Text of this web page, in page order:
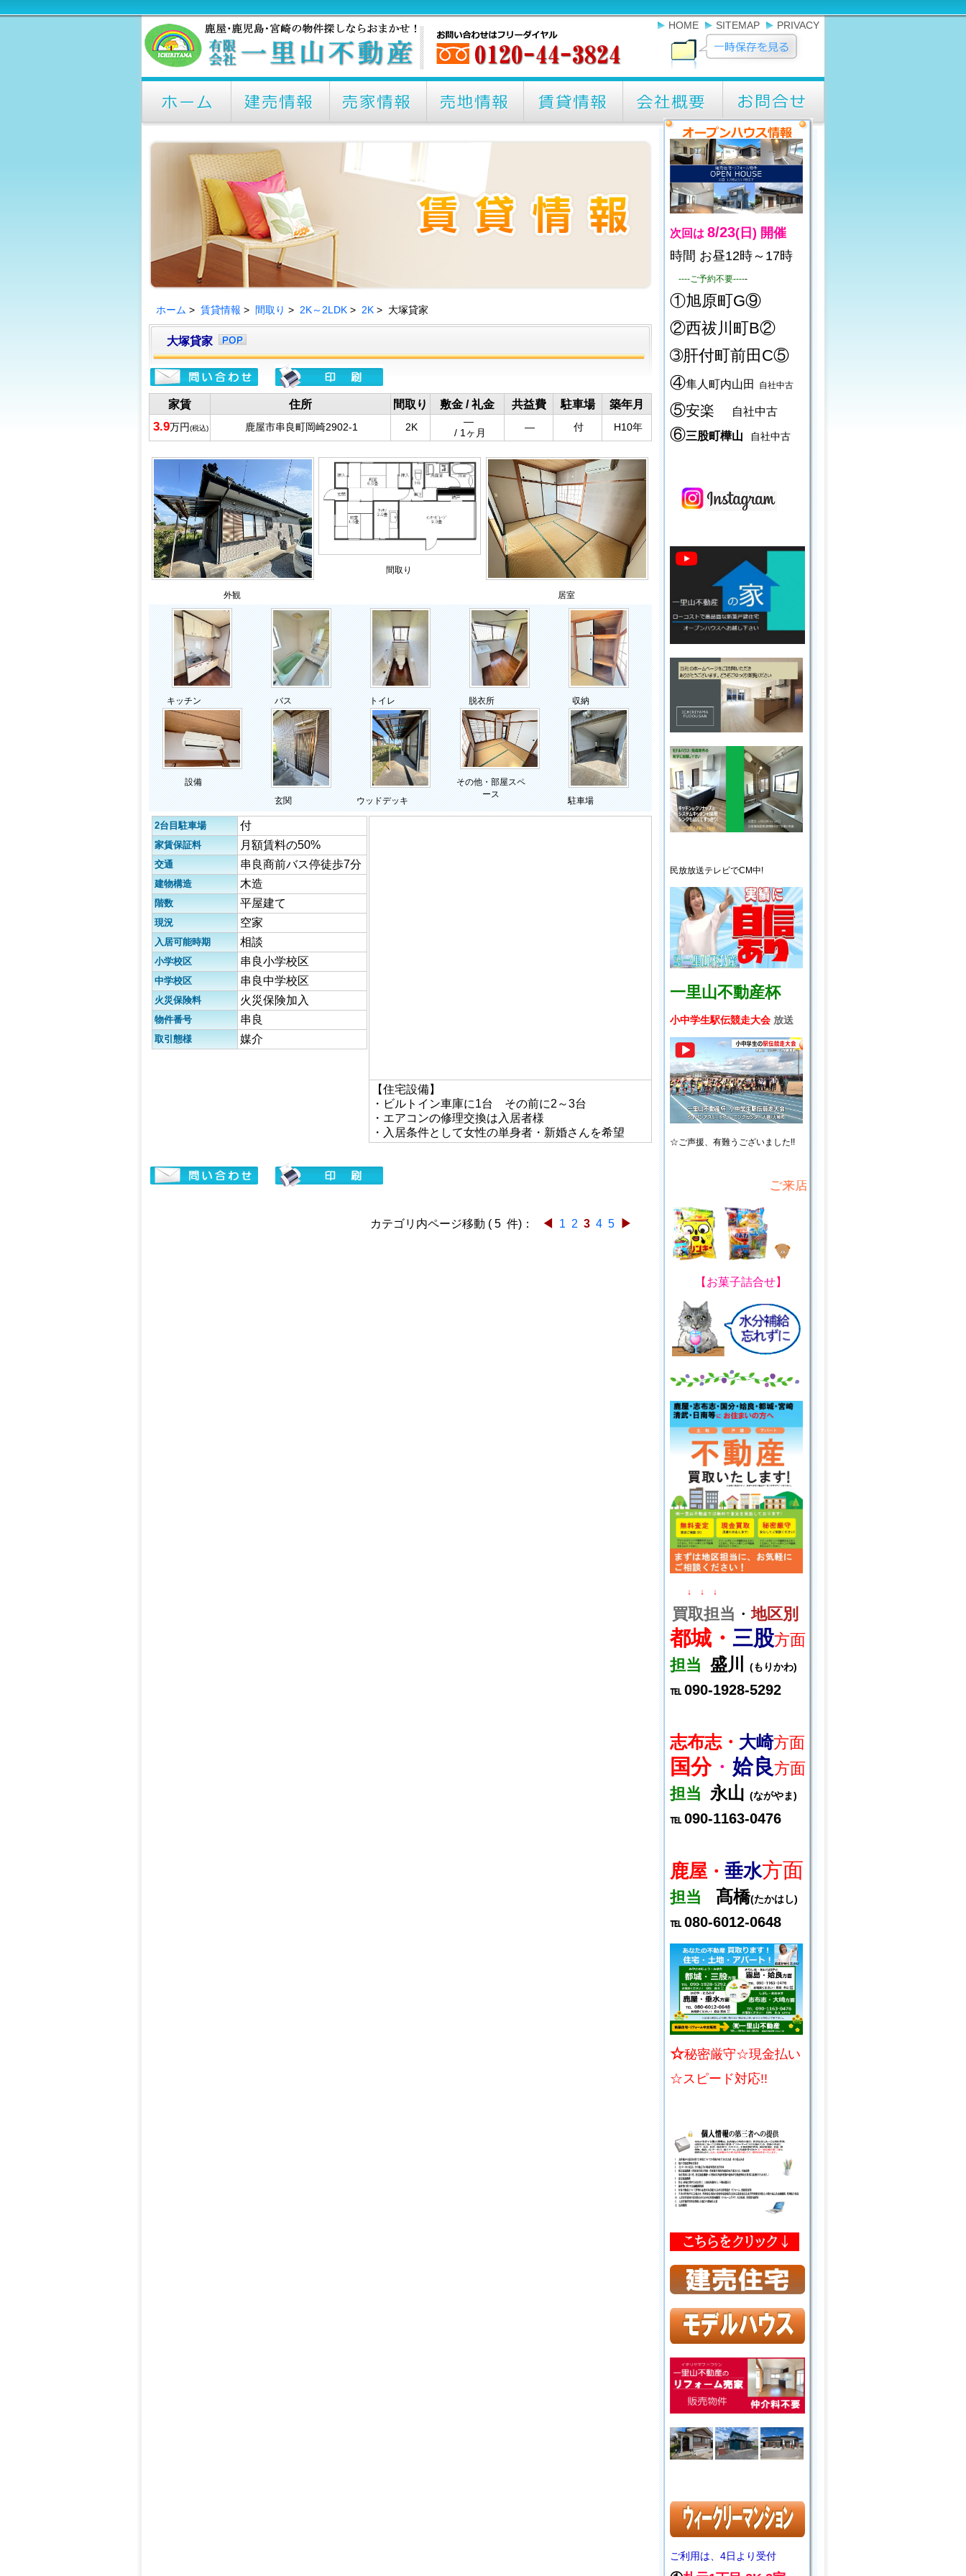
HOME SITEMAP PRIVACY
ホーム > 賃貸情報 > 間取り > 2K～2LDK > 2K > 大塚貸家
大塚貸家
家賃 住所 間取り 敷金 / 礼金 共益費 駐車場 築年月
3.9万円(税込) 鹿屋市串良町岡崎2902-1 2K
―
/ 1ヶ月
― 付 H10年
外観
間取り
居室
キッチン バス トイレ 脱衣所 収納
設備
玄関
ウッドデッキ
その他・部屋スペ
ース
駐車場
2台目駐車場 付
家賃保証料 月額賃料の50%
交通 串良商前バス停徒歩7分
建物構造 木造
階数 平屋建て
現況 空家
入居可能時期 相談
小学校区 串良小学校区
中学校区 串良中学校区
火災保険料 火災保険加入
物件番号 串良
取引態様 媒介
【住宅設備】
・ビルトイン車庫に1台 その前に2～3台
・エアコンの修理交換は入居者様
・入居条件として女性の単身者・新婚さんを希望
カテゴリ内ページ移動 ( 5 件)： ◀ 1 2 3 4 5 ▶
次回は 8/23(日) 開催
時間 お昼12時～17時
----ご予約不要-----
①旭原町G⑨
②西祓川町B②
➂肝付町前田C⑤
④隼人町内山田 自社中古
⑤安楽 自社中古
⑥三股町樺山 自社中古
民放放送テレビでCM中!
一里山不動産杯
小中学生駅伝競走大会 放送
☆ご声援、 有難うございました!!
ご来店・ご来場プレゼント!
【 お菓子詰合せ】
↓ ↓ ↓
買取担当 ・地区別
都城・ 三股方面
担当 盛川 (もりかわ)
℡ 090-1928-5292
志布志・ 大崎方面
国分・ 姶良方面
担当 永山 (ながやま)
℡ 090-1163-0476
鹿屋 ・ 垂水方面
担当 髙橋(たかはし)
℡ 080-6012-0648
☆秘密厳守☆現金払い
☆スピード対応!!
ご利用は、4日より受付